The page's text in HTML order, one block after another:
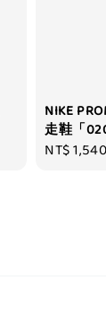
NIKE
走鞋「
Sale
NT$ 1,540